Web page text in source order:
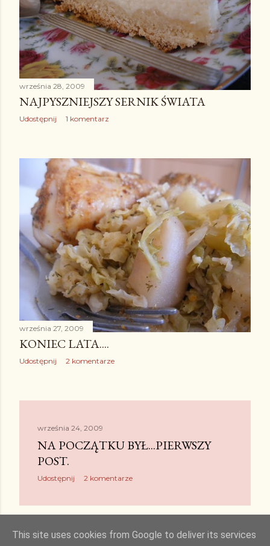
września 28, 2009
NAJPYSZNIEJSZY SERNIK ŚWIATA
Udostępnij 1 komentarz
września 27, 2009
KONIEC LATA....
Udostępnij 2 komentarze
września 24, 2009
NA POCZĄTKU BYŁ...PIERWSZY
POST.
Udostępnij 2 komentarze
This site uses cookies from Google to deliver its services